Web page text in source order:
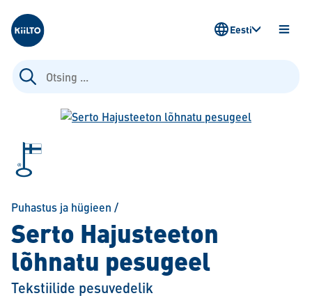
Kiilto Estonia
Otsi:
AVA
Eesti
Puhastus ja hügieen /
Serto Hajusteeton
lõhnatu pesugeel
Tekstiilide pesuvedelik